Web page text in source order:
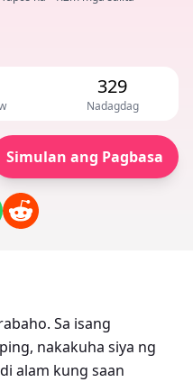
329
Nadagdag
Simulan ang Pagbasa
Sa isang
nakakuha siya ng
alam kung saan